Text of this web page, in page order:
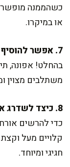
כשהממנה
או במיקרו.
7. אפשר להוסיף ירקות נוספים?
בהחלט! אפונה,
משתלבים מצוין
8. כיצד לשדרג את המנה לאירוח?
כדי להרשים
קלויים מעל וקצת
חגיגי ומיוחד.